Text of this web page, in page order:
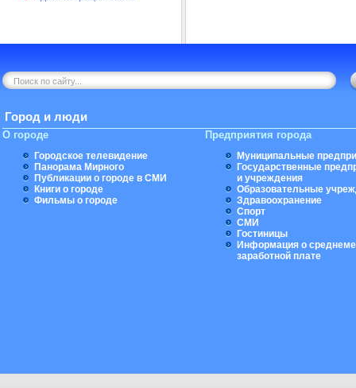
Город и люди
О городе
Городское телевидение
Панорама Мирного
Публикации о городе в СМИ
Книги о городе
Фильмы о городе
Предприятия города
Муниципальные
Государственные
и учреждения
Образовательные
Здравоохранение
Спорт
СМИ
Гостиницы
Информация о
заработной плате